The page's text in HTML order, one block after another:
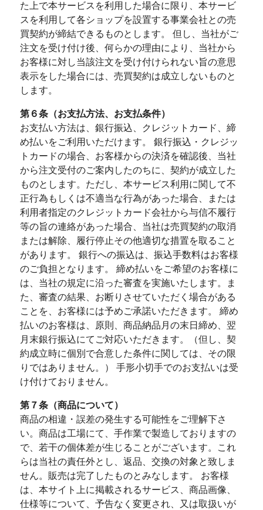
た上で本サービスを利用した場合に限り、本サービ
スを利用して各ショップを設置する事業会社との売
買契約が締結できるものとします。 但し、当社がご
注文を受け付け後、何らかの理由により、当社から
お客様に対し当該注文を受け付けられない旨の意思
表示をした場合には、売買契約は成立しないものと
します。
第６条（お支払方法、お支払条件）
お支払い方法は、銀行振込、クレジットカード、締
め払いをご利用いただけます。 銀行振込・クレジッ
トカードの場合、お客様からの決済を確認後、当社
から注文受付のご案内したのちに、契約が成立した
ものとします。ただし、本サービス利用に関して不
正行為もしくは不適当な行為があった場合、または
利用者指定のクレジットカード会社から与信不履行
等の旨の連絡があった場合、当社は売買契約の取消
または解除、履行停止その他適切な措置を取ること
があります。 銀行への振込は、振込手数料はお客様
のご負担となります。 締め払いをご希望のお客様に
は、当社の規定に沿った審査を実施いたします。ま
た、審査の結果、お断りさせていただく場合がある
ことを、お客様には予めご承諾いただきます。 締め
払いのお客様は、原則、商品納品月の末日締め、翌
月末銀行振込にてご対応いただきます。（但し、契
約成立時に個別で合意した条件に関しては、その限
りではありません。） 手形小切手でのお支払いは受
け付けておりません。
第７条（商品について）
商品の相違・誤差の発生する可能性をご理解下さ
い。商品は工場にて、手作業で製造しておりますの
で、若干の個体差が生じることがございます。これ
らは当社の責任外とし、返品、交換の対象と致しま
せん。販売は完了したものとみなします。 お客様
は、本サイト上に掲載されるサービス、商品画像、
仕様等について、予告なく変更され、又は取扱いが